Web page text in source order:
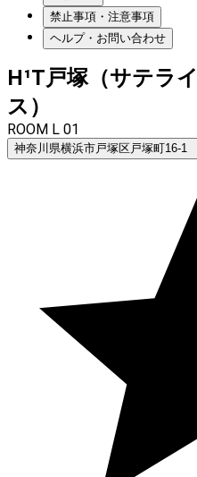
禁止事項・注意事項
ヘルプ・お問い合わせ
H¹T戸塚（サテラ
ス）
ROOM L 01
神奈川県横浜市戸塚区戸塚町16-